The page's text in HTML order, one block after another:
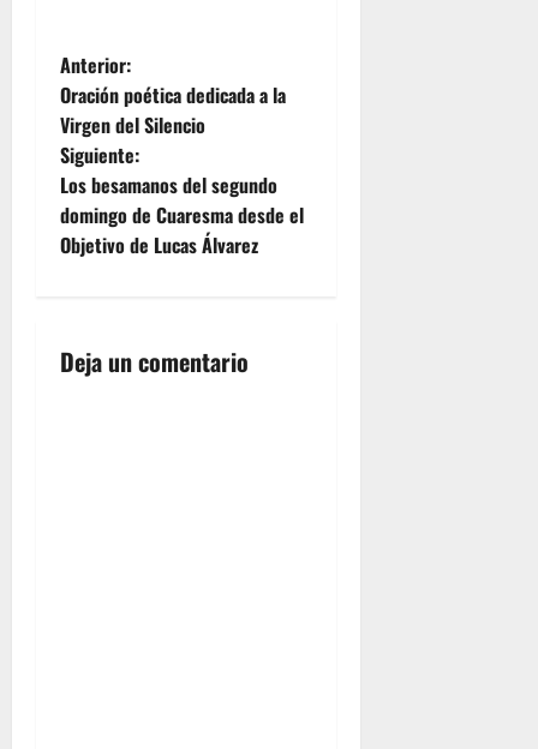
N
a
v
e
c
Anterior:
Oración poética dedicada a la
Virgen del Silencio
Siguiente:
Los besamanos del segundo
domingo de Cuaresma desde el
Objetivo de Lucas Álvarez
Deja un comentario